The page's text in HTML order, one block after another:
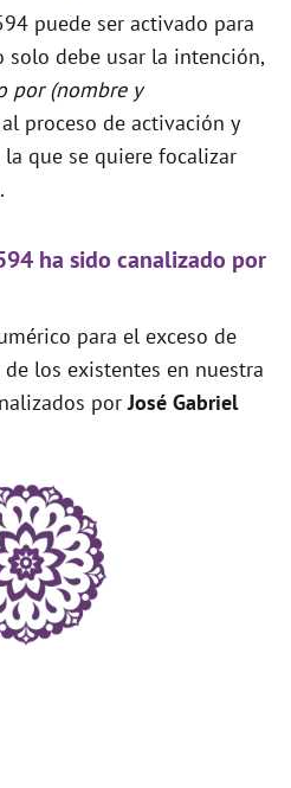
puede ser activado para
solo debe usar la intención,
por (nombre y
proceso de activación y
que se quiere focalizar
ha sido canalizado por
para el exceso de
los existentes en nuestra
porJosé Gabriel